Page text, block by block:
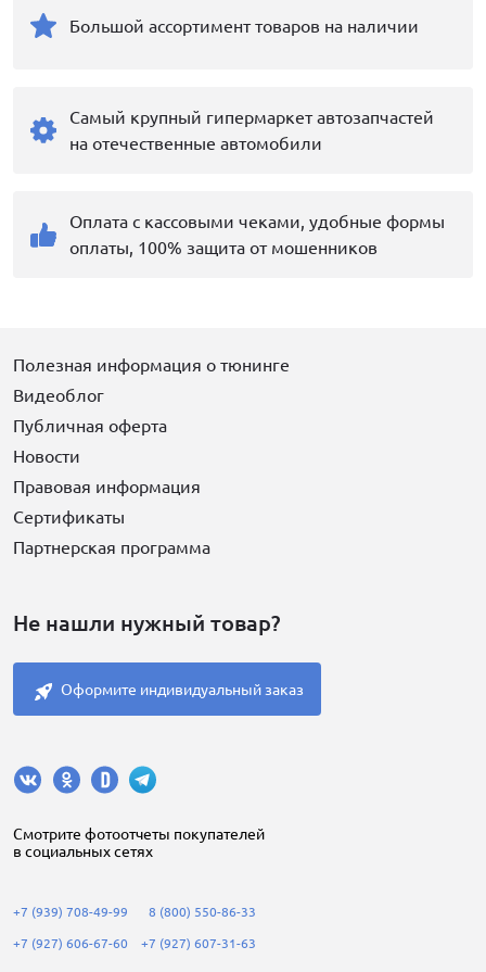
Большой ассортимент товаров на наличии
Самый крупный гипермаркет автозапчастей
на отечественные автомобили
Оплата с кассовыми чеками, удобные формы
оплаты, 100% защита от мошенников
Полезная информация о тюнинге
Видеоблог
Публичная оферта
Новости
Правовая информация
Сертификаты
Партнерская программа
Не нашли нужный товар?
Оформите индивидуальный заказ
Cмотрите фотоотчеты покупателей
в социальных сетях
+7 (939) 708-49-99
+7 (927) 606-67-60
8 (800) 550-86-33
+7 (927) 607-31-63